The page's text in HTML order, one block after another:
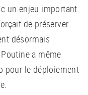
un enjeu important
de préserver
désormais
a même
pour le déploiement